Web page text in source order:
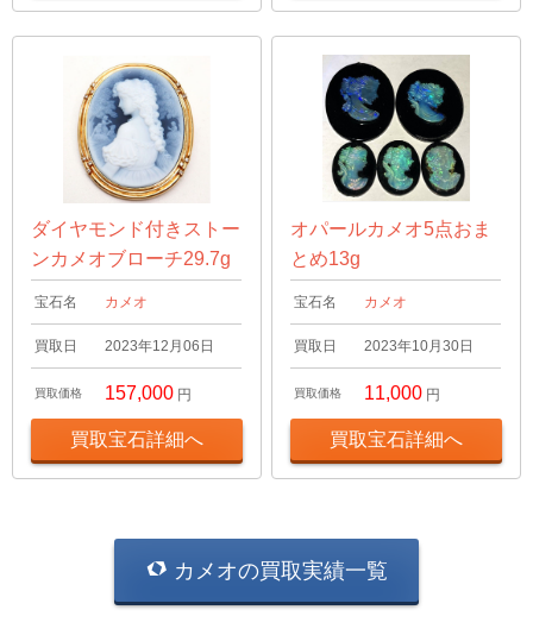
ダイヤモンド付きストー
ンカメオブローチ29.7g
宝石名 カメオ
買取日 2023年12月06日
買取価格 157,000 円
買取宝石詳細へ
オパールカメオ5点おま
とめ13g
宝石名 カメオ
買取日 2023年10月30日
買取価格 11,000 円
買取宝石詳細へ
カメオの買取実績一覧